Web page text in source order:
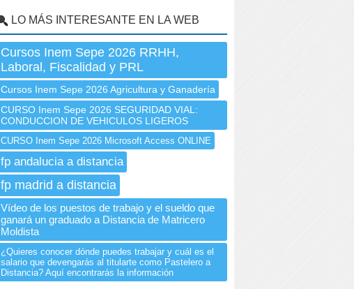
LO MÁS INTERESANTE EN LA WEB
Cursos Inem Sepe 2026 RRHH,
Laboral, Fiscalidad y PRL
Cursos Inem Sepe 2026 Agricultura y Ganadería
CURSO Inem Sepe 2026 SEGURIDAD VIAL:
CONDUCCION DE VEHICULOS LIGEROS
CURSO Inem Sepe 2026 Microsoft Access ONLINE
fp andalucia a distancia
fp madrid a distancia
Vídeo de los puestos de trabajo y el sueldo que
ganará un graduado a Distancia de Matricero
Moldista
¿Quieres conocer dónde puedes trabajar y cuál es el
salario que devengarás al titularte como Pastelero a
Distancia? Aquí encontrarás la información